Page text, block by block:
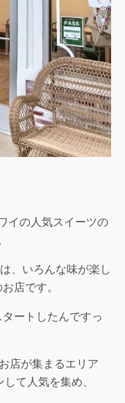
イの人気スイーツの
、いろんな味が楽し
店です。
ートしたんですっ
店が集まるエリア
て人気を集め、